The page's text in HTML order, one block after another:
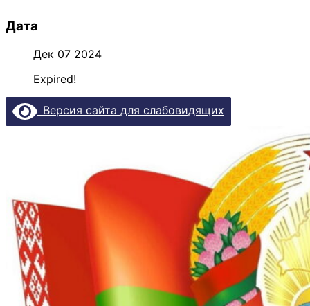
Дата
Дек 07 2024
Expired!
Версия сайта для слабовидящих